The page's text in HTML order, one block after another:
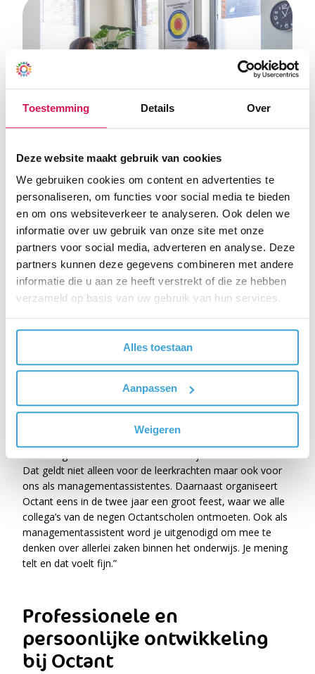
Toestemming Details Over
Deze website maakt gebruik van cookies
We gebruiken cookies om content en advertenties te
personaliseren, om functies voor social media te bieden
en om ons websiteverkeer te analyseren. Ook delen we
informatie over uw gebruik van onze site met onze
partners voor social media, adverteren en analyse. Deze
partners kunnen deze gegevens combineren met andere
informatie die u aan ze heeft verstrekt of die ze hebben
verzameld op basis van uw gebruik van hun services.
Alles toestaan
Aanpassen
Weigeren
Een hechte werksfeer met
ruimte voor eigen inbreng
Binnen Octant wordt actief gewerkt aan ‘Kansrijk
Samenwerken’, een onderdeel uit het ambitieplan. Voor
Annelies betekent dit dat ze regelmatig contact heeft met
"In mijn rol als managementassistent heb ik regelmatig
contact met de andere managementassistenten binnen
gewoon om even bij te kletsen tijdens ons jaarlijkse
etentje. We maken actief gebruik van elkaars kwaliteiten.
Eén keer per jaar volgen we een cursus om ons verder te
ontwikkelen, bijvoorbeeld op het gebied van communicatie
of leerlingadministratie. Samen bereik je meer dan alleen.
Dat geldt niet alleen voor de leerkrachten maar ook voor
ons als managementassistentes. Daarnaast organiseert
Octant eens in de twee jaar een groot feest, waar we alle
collega’s van de negen Octantscholen ontmoeten. Ook als
managementassistent word je uitgenodigd om mee te
denken over allerlei zaken binnen het onderwijs. Je mening
telt en dat voelt fijn.”
Professionele en
persoonlijke ontwikkeling
bij Octant